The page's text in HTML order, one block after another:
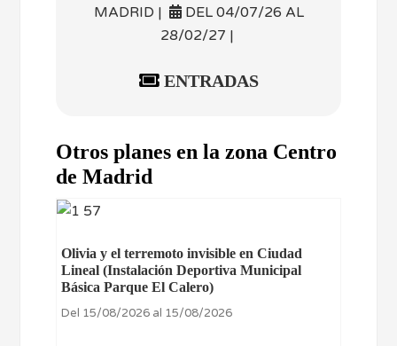
MADRID |
DEL 04/07/26 AL
28/02/27 |
ENTRADAS
Otros planes en la zona Centro
de Madrid
Olivia y el terremoto invisible en Ciudad
Lineal (Instalación Deportiva Municipal
Básica Parque El Calero)
Del 15/08/2026 al 15/08/2026